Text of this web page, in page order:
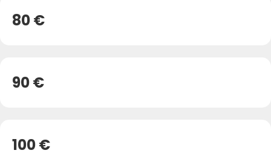
80 €
90 €
100 €